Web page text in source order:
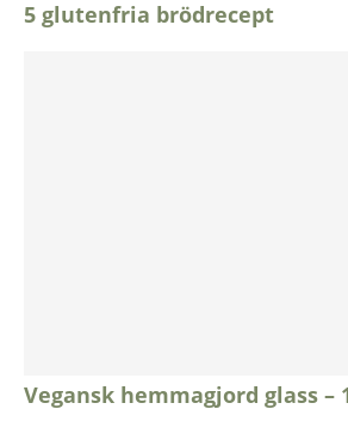
5 glutenfria brödrecept
Vegansk hemmagjord glass –